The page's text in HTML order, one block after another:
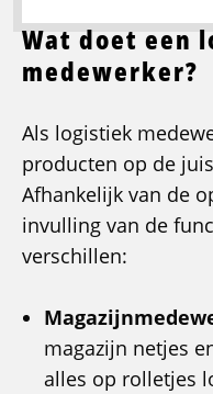
Wat doet een
medewerker?
Als logistiek
producten op de
Afhankelijk van de
invulling van de
verschillen:
magazijn netjes
alles op rolletjes